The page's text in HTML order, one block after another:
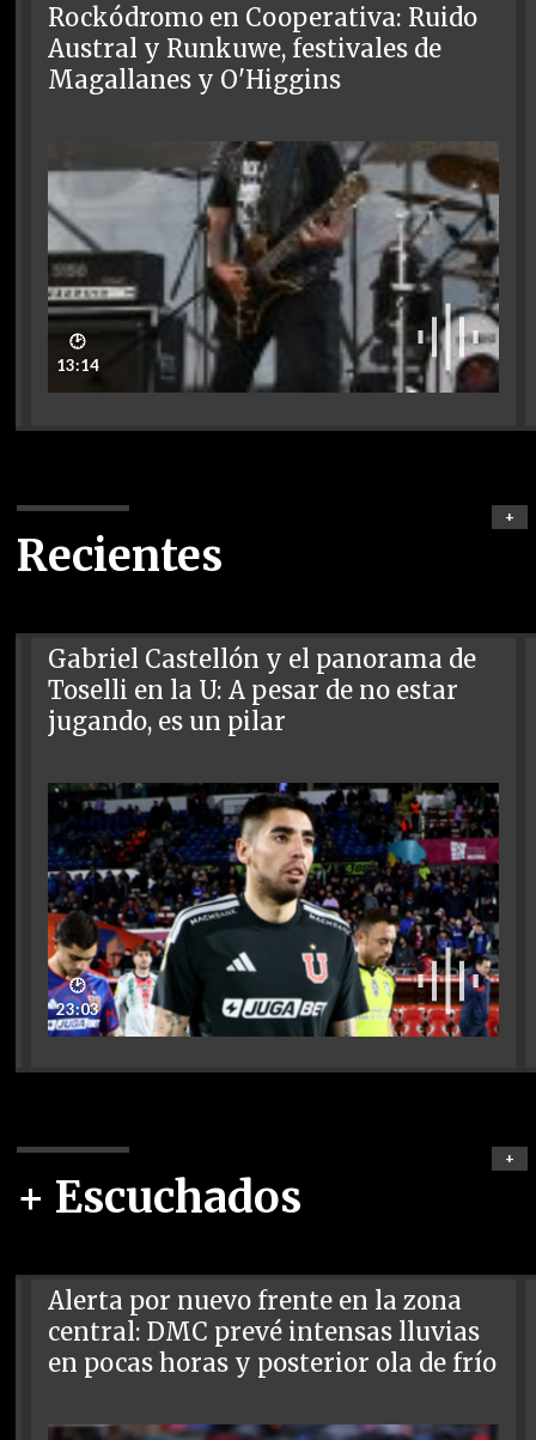
Rockódromo en Cooperativa: Ruido
Austral y Runkuwe, festivales de
Magallanes y O'Higgins
🕑
13:14
Recientes
+
Gabriel Castellón y el panorama de
Toselli en la U: A pesar de no estar
jugando, es un pilar
🕑
23:03
+ Escuchados
+
Alerta por nuevo frente en la zona
central: DMC prevé intensas lluvias
en pocas horas y posterior ola de frío